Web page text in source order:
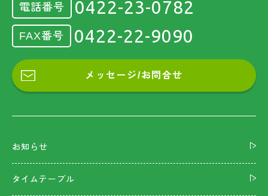
電話番号 0422-23-0782
FAX番号 0422-22-9090
メッセージ/お問合せ
お知らせ
タイムテーブル